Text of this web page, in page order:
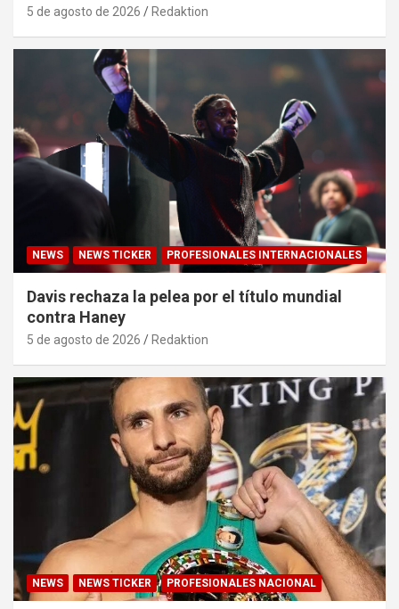
5 de agosto de 2026 Redaktion
NEWS NEWS TICKER PROFESIONALES INTERNACIONALES
Davis rechaza la pelea por el título mundial
contra Haney
5 de agosto de 2026 Redaktion
NEWS NEWS TICKER PROFESIONALES NACIONAL